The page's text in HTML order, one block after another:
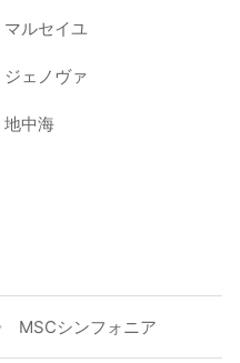
マルセイユ
ジェノヴァ
地中海
MSCシンフォニア